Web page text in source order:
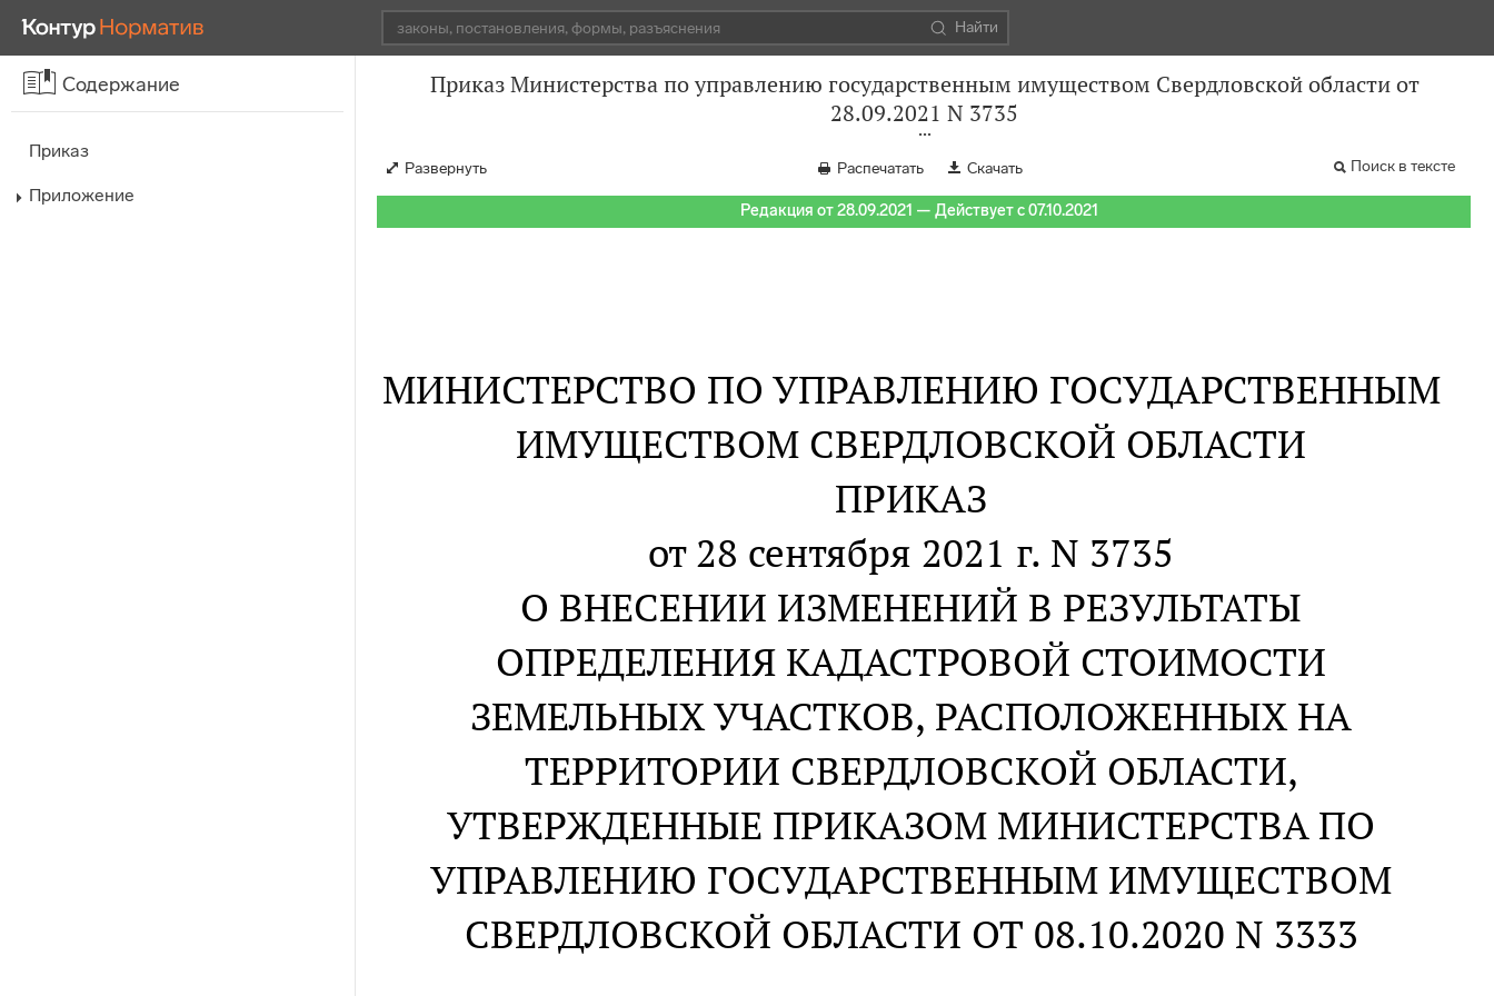
Найти
Содержание
Приказ
Приложение
Приказ Министерства по управлению государственным имуществом Свердловской области от
28.09.2021 N 3735
Развернуть Распечатать Скачать Поиск в тексте
Редакция от 28.09.2021 — Действует с 07.10.2021
МИНИСТЕРСТВО ПО УПРАВЛЕНИЮ ГОСУДАРСТВЕННЫМ
ИМУЩЕСТВОМ СВЕРДЛОВСКОЙ ОБЛАСТИ
ПРИКАЗ
от 28 сентября 2021 г. N 3735
О ВНЕСЕНИИ ИЗМЕНЕНИЙ В РЕЗУЛЬТАТЫ
ОПРЕДЕЛЕНИЯ КАДАСТРОВОЙ СТОИМОСТИ
ЗЕМЕЛЬНЫХ УЧАСТКОВ, РАСПОЛОЖЕННЫХ НА
ТЕРРИТОРИИ СВЕРДЛОВСКОЙ ОБЛАСТИ,
УТВЕРЖДЕННЫЕ ПРИКАЗОМ МИНИСТЕРСТВА ПО
УПРАВЛЕНИЮ ГОСУДАРСТВЕННЫМ ИМУЩЕСТВОМ
СВЕРДЛОВСКОЙ ОБЛАСТИ ОТ 08.10.2020 N 3333